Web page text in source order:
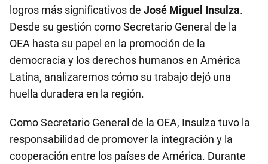
logros más significativos de José Miguel Insulza.
Desde su gestión como Secretario General de la
OEA hasta su papel en la promoción de la
democracia y los derechos humanos en América
Latina, analizaremos cómo su trabajo dejó una
huella duradera en la región.
Como Secretario General de la OEA, Insulza tuvo la
responsabilidad de promover la integración y la
cooperación entre los países de América. Durante